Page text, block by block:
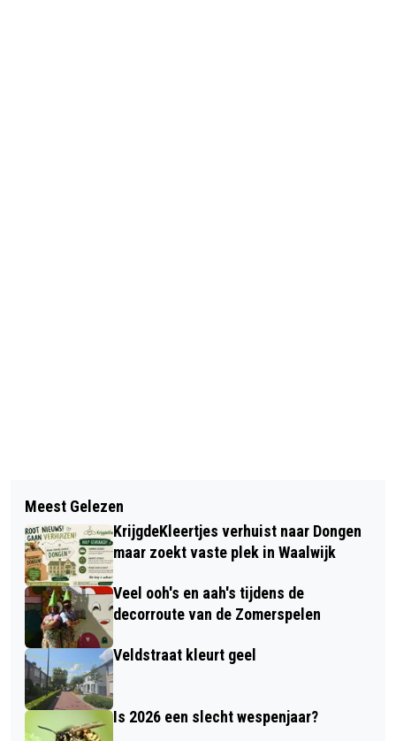
DONGENS TETSTOERNOOI VIERT OP 5
JULI HAAR 5-JARIG JUBILEUM
REGENACHTIGE START
AVONDVIERDAAGSE
Meest Gelezen
KrijgdeKleertjes verhuist naar Dongen
maar zoekt vaste plek in Waalwijk
Veel ooh's en aah's tijdens de
decorroute van de Zomerspelen
Veldstraat kleurt geel
Is 2026 een slecht wespenjaar?